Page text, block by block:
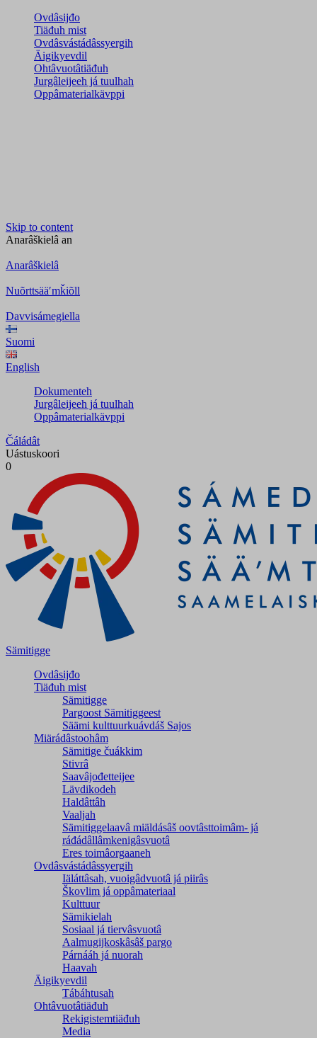
Ovdâsijđo
Tiäđuh mist
Ovdâsvástádâssyergih
Äigikyevdil
Ohtâvuotâtiäđuh
Jurgâleijeeh já tuulhah
Oppâmaterialkävppi
Skip to content
Anarâškielâ an
Anarâškielâ
Nuõrttsääʹmǩiõll
Davvisámegiella
Suomi
English
Dokumenteh
Jurgâleijeeh já tuulhah
Oppâmaterialkävppi
Čáládât
Uástuskoori
0
Sämitigge
Ovdâsijđo
Tiäđuh mist
Sämitigge
Pargoost Sämitiggeest
Säämi kulttuurkuávdáš Sajos
Miärádâstoohâm
Sämitige čuákkim
Stivrâ
Saavâjođetteijee
Lävdikodeh
Haldâttâh
Vaaljah
Sämitiggelaavâ miäldásâš oovtâsttoimâm- já
ráđádâllâmkenigâsvuotâ
Eres toimâorgaaneh
Ovdâsvástádâssyergih
Iäláttâsah, vuoigâdvuotâ já piirâs
Škovlim já oppâmateriaal
Kulttuur
Sämikielah
Sosiaal já tiervâsvuotâ
Aalmugijkoskâsâš pargo
Párnááh já nuorah
Haavah
Äigikyevdil
Tábáhtusah
Ohtâvuotâtiäđuh
Rekigistemtiäđuh
Media